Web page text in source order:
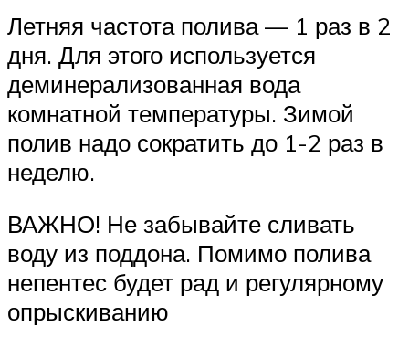
Летняя частота полива — 1 раз в 2
дня. Для этого используется
деминерализованная вода
комнатной температуры. Зимой
полив надо сократить до 1-2 раз в
неделю.
ВАЖНО! Не забывайте сливать
воду из поддона. Помимо полива
непентес будет рад и регулярному
опрыскиванию